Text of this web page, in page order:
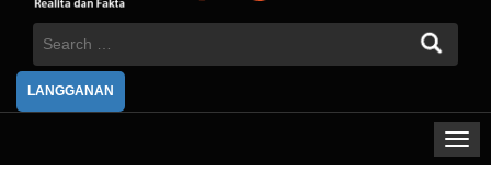
Search
LANGGANAN